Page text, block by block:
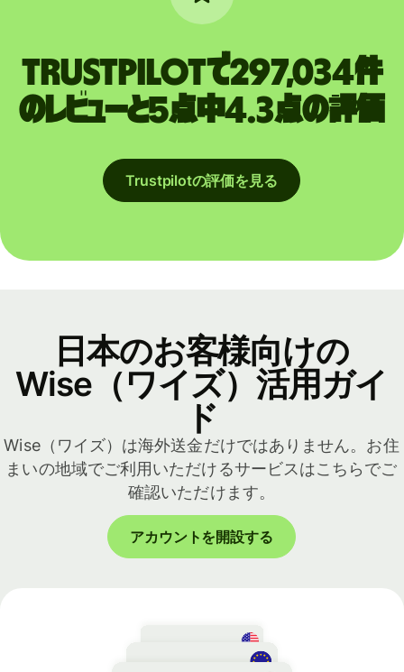
Trustpilotで297,034件
のレビューと5点中4.3点の評価
Trustpilotの評価を見る
日本のお客様向けの
Wise（ワイズ）活用ガイ
ド
Wise（ワイズ）は海外送金だけではありません。お住
まいの地域でご利用いただけるサービスはこちらでご
確認いただけます。
アカウントを開設する